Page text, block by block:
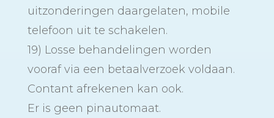
uitzonderingen daargelaten, mobile
telefoon uit te schakelen.
19) Losse behandelingen worden
vooraf via een betaalverzoek voldaan.
Contant afrekenen kan ook.
Er is geen pinautomaat.